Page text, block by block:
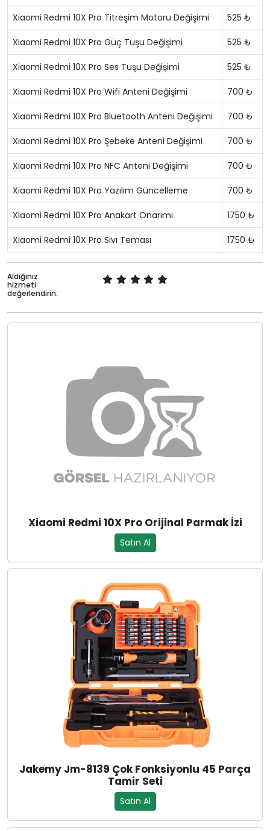
Xiaomi Redmi 10X Pro Titreşim Motoru Değişimi 525 ₺
Xiaomi Redmi 10X Pro Güç Tuşu Değişimi 525 ₺
Xiaomi Redmi 10X Pro Ses Tuşu Değişimi 525 ₺
Xiaomi Redmi 10X Pro Wifi Anteni Değişimi 700 ₺
Xiaomi Redmi 10X Pro Bluetooth Anteni Değişimi 700 ₺
Xiaomi Redmi 10X Pro Şebeke Anteni Değişimi 700 ₺
Xiaomi Redmi 10X Pro NFC Anteni Değişimi 700 ₺
Xiaomi Redmi 10X Pro Yazılım Güncelleme 700 ₺
Xiaomi Redmi 10X Pro Anakart Onarımı 1750 ₺
Xiaomi Redmi 10X Pro Sıvı Teması 1750 ₺
Aldığınız
hizmeti
değerlendirin:
Xiaomi Redmi 10X Pro Orijinal Parmak İzi
Satın Al
Jakemy Jm-8139 Çok Fonksiyonlu 45 Parça
Tamir Seti
Satın Al